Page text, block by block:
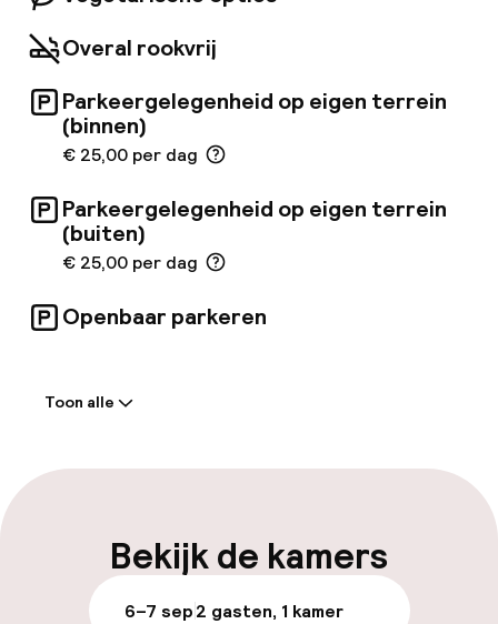
Overal rookvrij
Parkeergelegenheid op eigen terrein
(binnen)
€ 25,00 per dag
Parkeergelegenheid op eigen terrein
(buiten)
€ 25,00 per dag
Openbaar parkeren
Meertalige medewerkers
Parkeren & mobiliteit
Toon alle
Bekijk de kamers
6–7 sep2 gasten, 1 kamer